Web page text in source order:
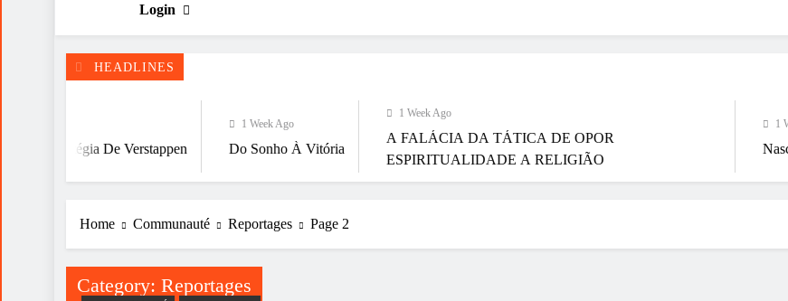
Login
HEADLINES
De Verstappen Do Sonho À Vitória
A FALÁCIA DA TÁTICA DE OPOR
ESPIRITUALIDADE A RELIGIÃO
Nasce Artenorte
Home Communauté Reportages Page 2
Category: Reportages